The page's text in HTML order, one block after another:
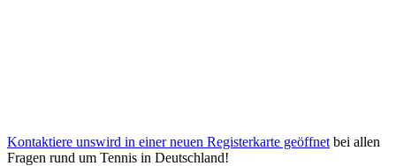
Kontaktiere unswird in einer neuen Registerkarte geöffnet bei allen
Fragen rund um Tennis in Deutschland!